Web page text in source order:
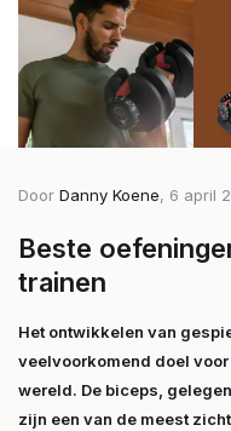
Door Danny Koene, 6 april
Beste
trainen
Het ontwikkelen van
veelvoorkomend doel
wereld. De biceps,
zijn een van de meest